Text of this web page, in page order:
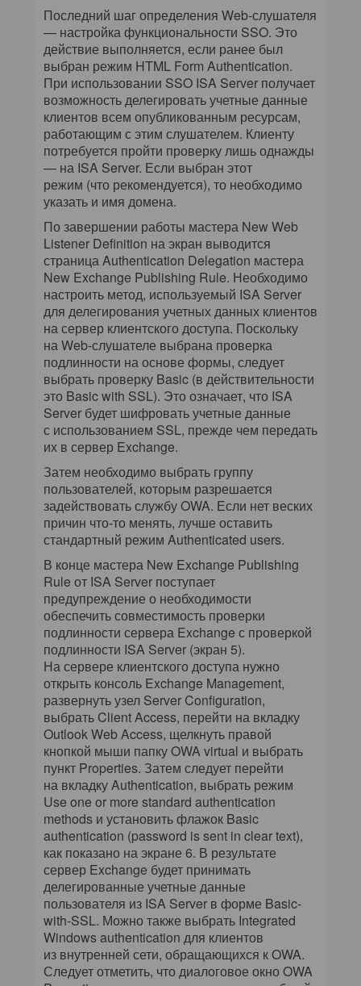
Последний шаг определения Web-слушателя
— настройка функциональности SSO. Это
действие выполняется, если ранее был
выбран режим HTML Form Authentication.
При использовании SSO ISA Server получает
возможность делегировать учетные данные
клиентов всем опубликованным ресурсам,
работающим с этим слушателем. Клиенту
потребуется пройти проверку лишь однажды
— на ISA Server. Если выбран этот
режим (что рекомендуется), то необходимо
указать и имя домена.
По завершении работы мастера New Web
Listener Definition на экран выводится
страница Authentication Delegation мастера
New Exchange Publishing Rule. Необходимо
настроить метод, используемый ISA Server
для делегирования учетных данных клиентов
на сервер клиентского доступа. Поскольку
на Web-слушателе выбрана проверка
подлинности на основе формы, следует
выбрать проверку Basic (в действительности
это Basic with SSL). Это означает, что ISA
Server будет шифровать учетные данные
с использованием SSL, прежде чем передать
их в сервер Exchange.
Затем необходимо выбрать группу
пользователей, которым разрешается
задействовать службу OWA. Если нет веских
причин что-то менять, лучше оставить
стандартный режим Authenticated users.
В конце мастера New Exchange Publishing
Rule от ISA Server поступает
предупреждение о необходимости
обеспечить совместимость проверки
подлинности сервера Exchange с проверкой
подлинности ISA Server (экран 5).
На сервере клиентского доступа нужно
открыть консоль Exchange Management,
развернуть узел Server Configuration,
выбрать Client Access, перейти на вкладку
Outlook Web Access, щелкнуть правой
кнопкой мыши папку OWA virtual и выбрать
пункт Properties. Затем следует перейти
на вкладку Authentication, выбрать режим
Use one or more standard authentication
methods и установить флажок Basic
authentication (password is sent in clear text),
как показано на экране 6. В результате
сервер Exchange будет принимать
делегированные учетные данные
пользователя из ISA Server в форме Basic-
with-SSL. Можно также выбрать Integrated
Windows authentication для клиентов
из внутренней сети, обращающихся к OWA.
Следует отметить, что диалоговое окно OWA